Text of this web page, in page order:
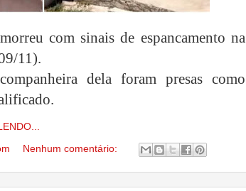
com sinais de espancamento na
11).
dela foram presas como
Nenhum comentário: